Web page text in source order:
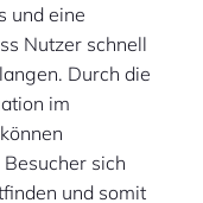
und eine
Nutzer schnell
Durch die
im
sich
und somit